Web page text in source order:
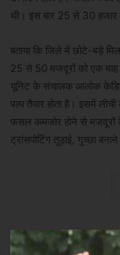
थी। इस बार 25 से 30 हजार
बताया कि जिले में छोटे-बड़े
25 से 50 मजदूरों को एक माह
यूनिट के संचालक आलोक
पल्प तैयार होता है। इसमें
फसल कमजोर होने से मजदूरों
ट्रांसपोटिंग तुड़ाई, गुच्छा